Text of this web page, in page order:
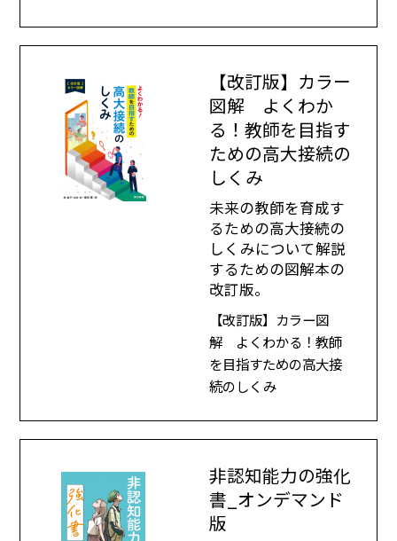
【改訂版】カラー
図解 よくわか
る！教師を目指す
ための高大接続の
しくみ
未来の教師を育成す
るための高大接続の
しくみについて解説
するための図解本の
改訂版。
【改訂版】カラー図
解 よくわかる！教師
を目指すための高大接
続のしくみ
非認知能力の強化
書_オンデマンド
版